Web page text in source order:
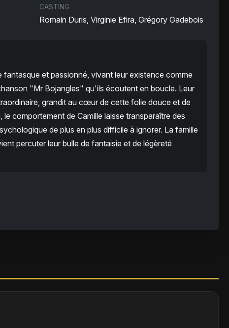
CASTING
Romain Duris, Virginie Efira, Grégory Gadebois
et passionné, vivant leur existence comme
"Mr Bojangles" qu'ils écoutent en boucle. Leur
grandit au cœur de cette folie douce et de
comportement de Camille laisse transparaître des
de plus en plus difficile à ignorer. La famille
percuter leur bulle de fantaisie et de légèreté